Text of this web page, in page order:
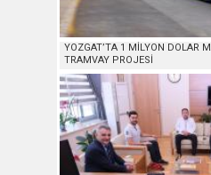
YOZGAT’TA 1 MİLYON DOLAR
TRAMVAY PROJESİ